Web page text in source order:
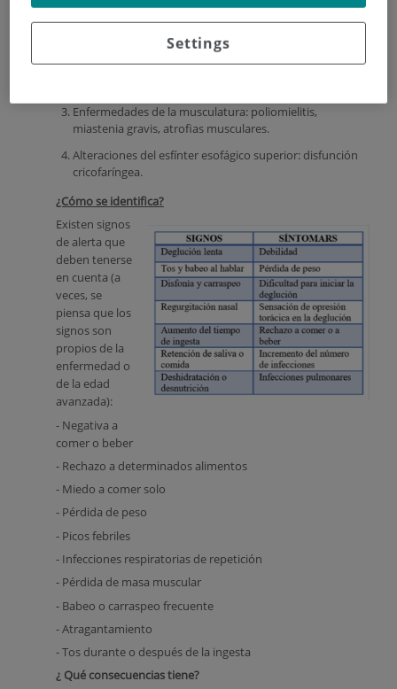
Enfermedades del Sistema Nervioso Central: Ictus,
Demencia, Enfermedad de Parkinson, Esclerosis
múltiple, Poliomielitis.
Enfermedades aisladas de los nervios craneales: parálisis
Enfermedades de la musculatura: poliomielitis,
miastenia gravis, atrofias musculares.
Alteraciones del esfínter esofágico superior: disfunción
cricofaríngea.
¿Cómo se identifica?
Existen signos
de alerta que
deben tenerse
en cuenta (a
veces, se
piensa que los
signos son
propios de la
enfermedad o
de la edad
avanzada):
- Negativa a
comer o beber
- Rechazo a determinados alimentos
- Miedo a comer solo
- Pérdida de peso
- Picos febriles
- Infecciones respiratorias de repetición
- Pérdida de masa muscular
- Babeo o carraspeo frecuente
- Atragantamiento
- Tos durante o después de la ingesta
¿ Qué consecuencias tiene?
Settings